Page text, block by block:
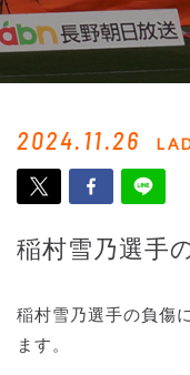
2024.11.26
稲村雪乃選手
稲村雪乃選手の負傷
ます。